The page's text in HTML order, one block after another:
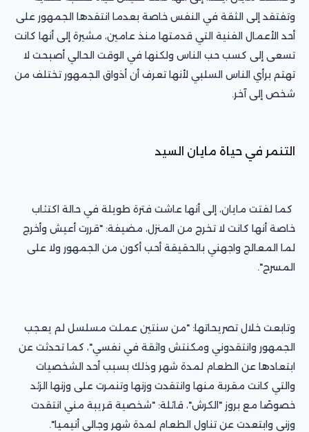
وتفتقد إلى الثقة في النفس خاصة بعدما انتقدها الجمهور على
أحد الأعمال الفنية التي قدمتها منذ عامين، مشيرة إلى أنها كانت
تسعى إلى كسب حب الناس ولكنها في الوقت الحالي أصبحت لا
تهتم برأي الناس السلبي لأنها تعرف أن أذواق الجمهور تختلف من
شخص إلى آخر.
التنمر في حياة مايان السيد
كما لفتت مايان، إلى أنها عاشت فترة طويلة في حالة اكتئاب
خاصة أنها كانت لا تخرج من المنزل، مضيفة: "قررت أعيش وأخرج
لما المعالج واجهني بالحقيقة أحب أكون من الجمهور ولا على
المسرح".
وتابعت خلال تصريحاتها: "من سنتين عملت مسلسل لم يعجب
الجمهور وانتقدوني ومكنتش واثقة في نفسي"، كما تحدثت عن
ابتعادها عن الطعام لمدة شهر وذلك بسبب أحد الشخصيات
والتي كانت مقربة منها وانتقدت وزنها وتنمرت على وزنها الزئد
خصوصًا مع بروز "الكرش"، قائلة: "شخصية قريبة مني انتقدت
وزني وابتعدت عن تناول الطعام لمدة شهر وجالي أنيميا".